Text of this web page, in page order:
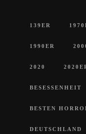
139ER
1990ER
2020
BESESSENHEIT
BESTEN
DEUTSCHLAND